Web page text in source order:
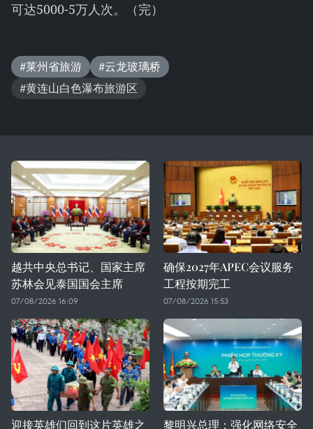
可达5000-5万人次。（完）
#莱州省旅游
#云龙玻璃桥
#黄连山白色瀑布旅游区
越共中央总书记、国家主席
苏林会见泰国国会主席
07/08/2026 16:09
确保2027年APEC会议服务
工程按期完工
07/08/2026 15:53
迎接英雄们回到这片英雄之 黎明兴总理：强化网络安全